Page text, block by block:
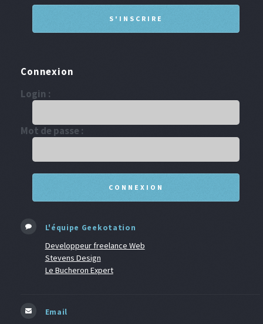
Connexion
Login :
Mot de passe :
L'équipe Geekotation
Developpeur freelance Web
Stevens Design
Le Bucheron Expert
Email